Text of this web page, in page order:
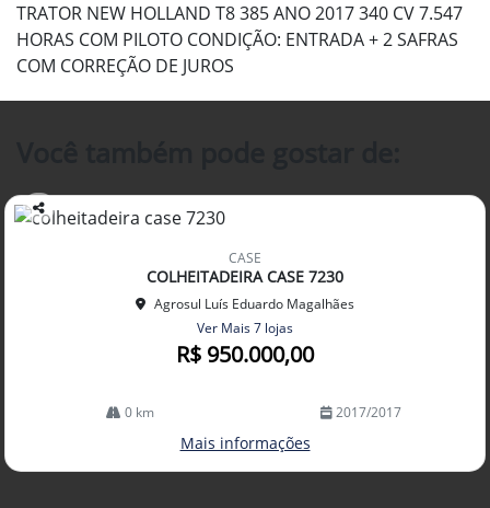
TRATOR NEW HOLLAND T8 385 ANO 2017 340 CV 7.547
HORAS COM PILOTO CONDIÇÃO: ENTRADA + 2 SAFRAS
COM CORREÇÃO DE JUROS
Co
CASE
COLHEITADEIRA CASE 7230
Agrosul Luís Eduardo Magalhães
Ver Mais 7 lojas
R$ 950.000,00
0 km 2017/2017
Mais informações